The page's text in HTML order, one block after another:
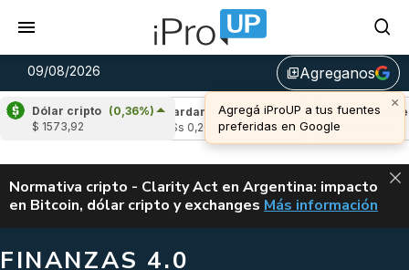
09/08/2026 library_addAgreganos
×
Agregá iProUP a tus fuentes
preferidas en Google
Dólar cripto (0,36%)
$ 1573,92
(-0,37%)
Cardano (-0,23%)
u$s 0,20
Avalanche
(-
u$s 6,47
ALERTA
Normativa cripto - Clarity Act en Argentina: impacto
en Bitcoin, dólar cripto y exchanges CLARITY ACT EN
Más información
FINANZAS 4.0